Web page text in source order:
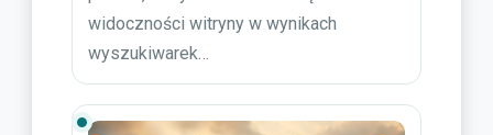
widoczności witryny w wynikach
wyszukiwarek…